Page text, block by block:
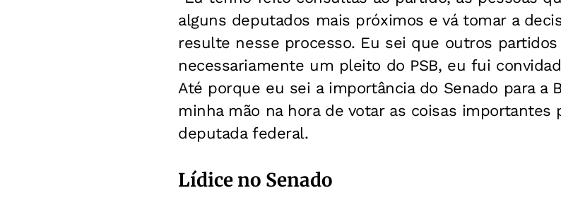
alguns deputados mais próximos e vá tomar a
resulte nesse processo. Eu sei que outros
necessariamente um pleito do PSB, eu fui
Até porque eu sei a importância do Senado para a
minha mão na hora de votar as coisas importantes
deputada federal.
Lídice no Senado